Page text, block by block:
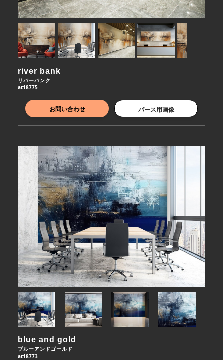
river bank
リバーバンク
at18775
お問い合わせ パース用画像
blue and gold
ブルーアンドゴールド
at18773